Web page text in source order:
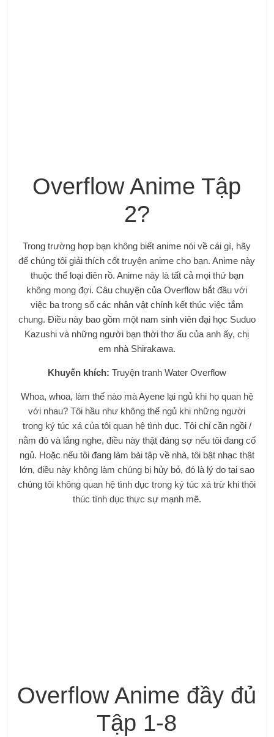
Overflow Anime Tập
2?
Trong trường hợp bạn không biết anime nói về cái gì, hãy
để chúng tôi giải thích cốt truyện anime cho bạn. Anime này
thuộc thể loại điên rồ. Anime này là tất cả mọi thứ bạn
không mong đợi. Câu chuyện của Overflow bắt đầu với
việc ba trong số các nhân vật chính kết thúc việc tắm
chung. Điều này bao gồm một nam sinh viên đại học Suduo
Kazushi và những người bạn thời thơ ấu của anh ấy, chị
em nhà Shirakawa.
Khuyến khích: Truyện tranh Water Overflow
Whoa, whoa, làm thế nào mà Ayene lại ngủ khi họ quan hệ
với nhau? Tôi hầu như không thể ngủ khi những người
trong ký túc xá của tôi quan hệ tình dục. Tôi chỉ cần ngồi /
nằm đó và lắng nghe, điều này thật đáng sợ nếu tôi đang cố
ngủ. Hoặc nếu tôi đang làm bài tập về nhà, tôi bật nhạc thật
lớn, điều này không làm chúng bị hủy bỏ, đó là lý do tại sao
chúng tôi không quan hệ tình dục trong ký túc xá trừ khi thôi
thúc tình dục thực sự mạnh mẽ.
Overflow Anime đầy đủ
Tập 1-8